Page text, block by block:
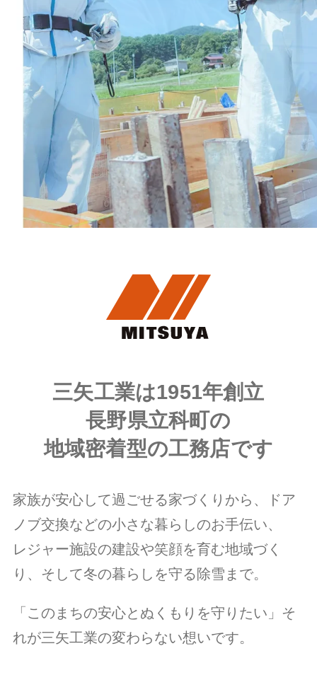
三矢工業は1951年創立
長野県立科町の
地域密着型の工務店です
家族が安心して過ごせる家づくりから、ドア
ノブ交換などの小さな暮らしのお手伝い、
レジャー施設の建設や笑顔を育む地域づく
り、そして冬の暮らしを守る除雪まで。
「このまちの安心とぬくもりを守りたい」そ
れが三矢工業の変わらない想いです。